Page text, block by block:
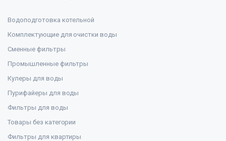
Водоподготовка котельной
Комплектующие для очистки воды
Сменные фильтры
Промышленные фильтры
Кулеры для воды
Пурифайеры для воды
Фильтры для воды
Товары без категории
Фильтры для квартиры